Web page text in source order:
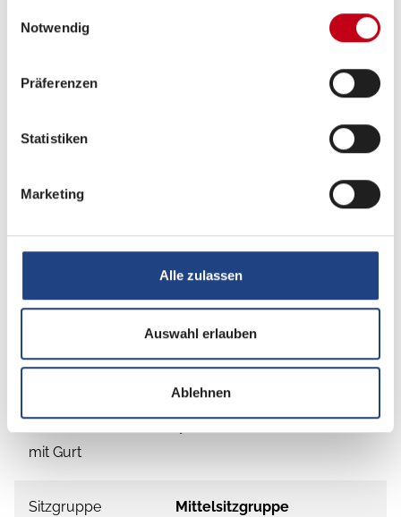
Notwendig
Präferenzen
Statistiken
Marketing
Alle zulassen
Auswahl erlauben
Ablehnen
Doppelbett längs
ab 4 Schlafplätze
Schlafplätze 4
mit Gurt
Sitzgruppe Mittelsitzgruppe